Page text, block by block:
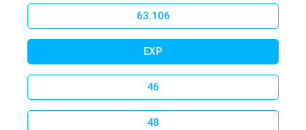
63.106
EXP
46
48
official API and many manually created Guides.